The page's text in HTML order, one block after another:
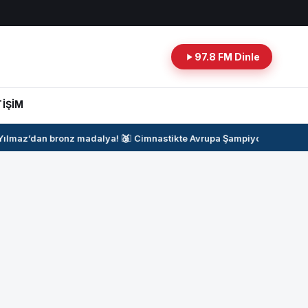
97.8 FM Dinle
bronz madalya!🥉
🤸‍♂️Cimnastikte Avrupa Şampiyonası